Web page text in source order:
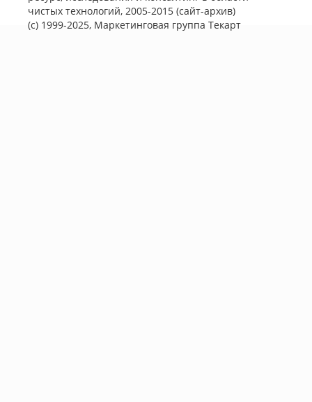
чистых технологий, 2005-2015 (сайт-архив)
(с) 1999-2025, Маркетинговая группа Текарт